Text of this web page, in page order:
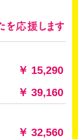
￥ 15,290
￥ 39,160
￥ 32,560